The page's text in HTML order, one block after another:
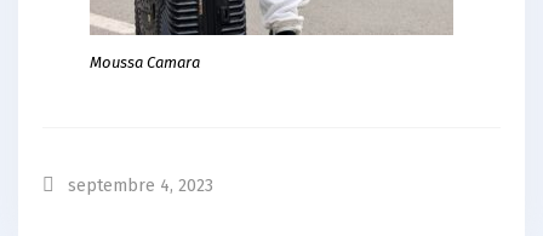
Moussa Camara
septembre 4, 2023